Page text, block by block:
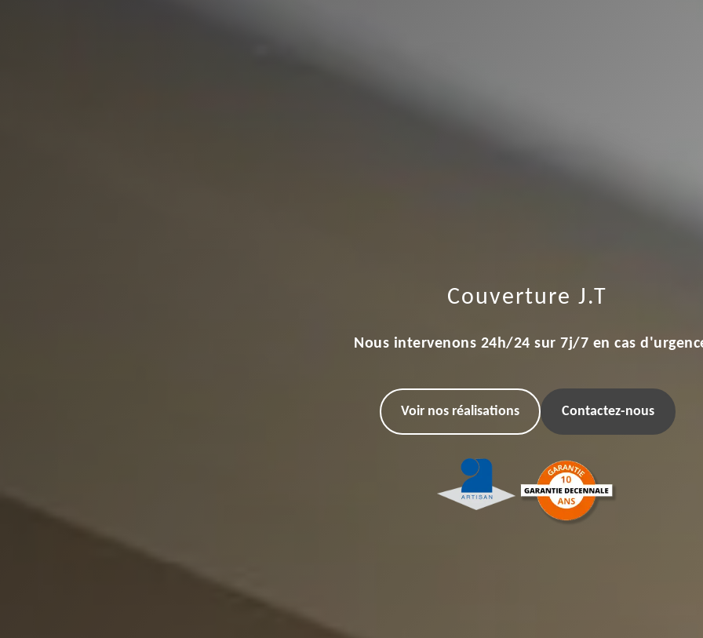
Couverture J.T
Nous intervenons 24h/24 sur 7j/7 en cas
Voir nos réalisations Contactez-nous